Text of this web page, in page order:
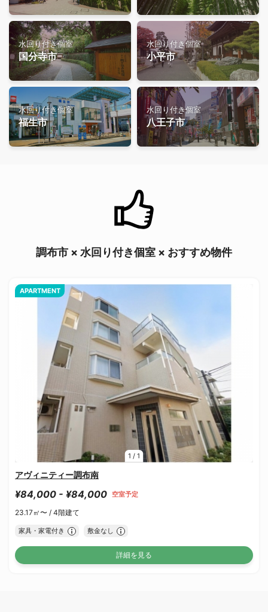
水回り付き個室
国分寺市
水回り付き個室
小平市
水回り付き個室
福生市
水回り付き個室
八王子市
調布市 × 水回り付き個室 × おすすめ物件
1 / 1
APARTMENT
アヴィニティー調布南
¥84,000 - ¥84,000 空室予定
23.17㎡〜 / 4階建て
家具・家電付き 敷金なし
詳細を見る